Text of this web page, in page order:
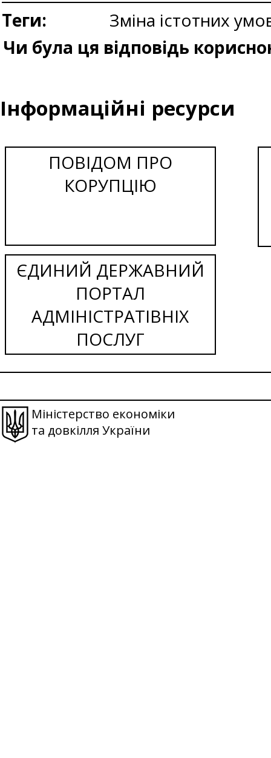
Теги:
Зміна істотних
Чи була ця відповідь
Інформаційні ресурси
ПОВІДОМ ПРО
КОРУПЦІЮ
ЄДИНИЙ ДЕРЖАВНИЙ
ПОРТАЛ
АДМІНІСТРАТІВНІХ
ПОСЛУГ
Міністерство економіки
та довкілля України